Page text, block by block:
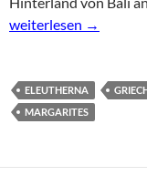
Kreta Tag 2: Ausflug
weiterlesen →
ELEUTHERNA
MARGARITES